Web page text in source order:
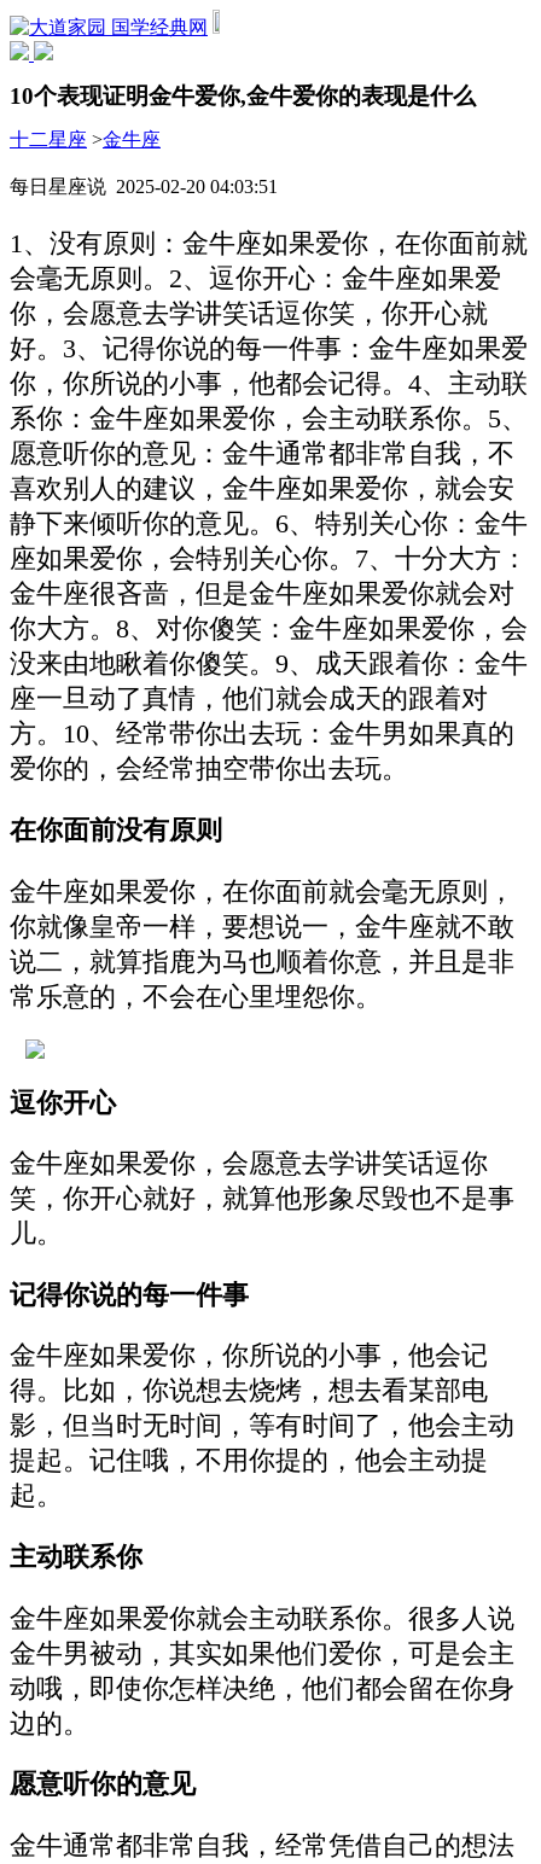
国学经典网
10个表现证明金牛爱你,金牛爱你的表现是什么
十二星座 >金牛座
每日星座说 2025-02-20 04:03:51
1、没有原则：金牛座如果爱你，在你面前就
会毫无原则。2、逗你开心：金牛座如果爱
你，会愿意去学讲笑话逗你笑，你开心就
好。3、记得你说的每一件事：金牛座如果爱
你，你所说的小事，他都会记得。4、主动联
系你：金牛座如果爱你，会主动联系你。5、
愿意听你的意见：金牛通常都非常自我，不
喜欢别人的建议，金牛座如果爱你，就会安
静下来倾听你的意见。6、特别关心你：金牛
座如果爱你，会特别关心你。7、十分大方：
金牛座很吝啬，但是金牛座如果爱你就会对
你大方。8、对你傻笑：金牛座如果爱你，会
没来由地瞅着你傻笑。9、成天跟着你：金牛
座一旦动了真情，他们就会成天的跟着对
方。10、经常带你出去玩：金牛男如果真的
爱你的，会经常抽空带你出去玩。
在你面前没有原则
金牛座如果爱你，在你面前就会毫无原则，
你就像皇帝一样，要想说一，金牛座就不敢
说二，就算指鹿为马也顺着你意，并且是非
常乐意的，不会在心里埋怨你。
逗你开心
金牛座如果爱你，会愿意去学讲笑话逗你
笑，你开心就好，就算他形象尽毁也不是事
儿。
记得你说的每一件事
金牛座如果爱你，你所说的小事，他会记
得。比如，你说想去烧烤，想去看某部电
影，但当时无时间，等有时间了，他会主动
提起。记住哦，不用你提的，他会主动提
起。
主动联系你
金牛座如果爱你就会主动联系你。很多人说
金牛男被动，其实如果他们爱你，可是会主
动哦，即使你怎样决绝，他们都会留在你身
边的。
愿意听你的意见
金牛通常都非常自我，经常凭借自己的想法